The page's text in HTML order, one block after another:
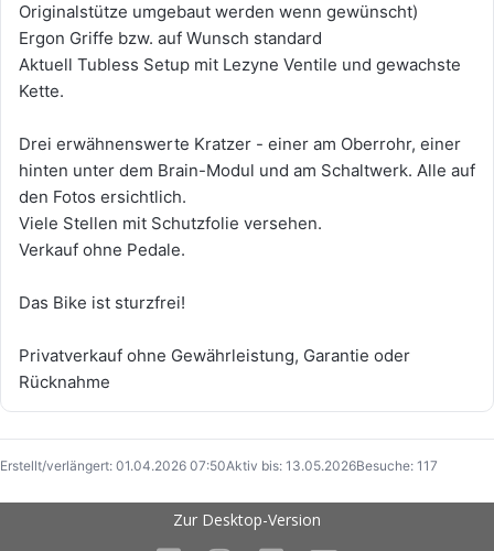
Originalstütze umgebaut werden wenn gewünscht)
Ergon Griffe bzw. auf Wunsch standard
Aktuell Tubless Setup mit Lezyne Ventile und gewachste
Kette.
Drei erwähnenswerte Kratzer - einer am Oberrohr, einer
hinten unter dem Brain-Modul und am Schaltwerk. Alle auf
den Fotos ersichtlich.
Viele Stellen mit Schutzfolie versehen.
Verkauf ohne Pedale.
Das Bike ist sturzfrei!
Privatverkauf ohne Gewährleistung, Garantie oder
Rücknahme
Erstellt/verlängert: 01.04.2026 07:50Aktiv bis: 13.05.2026Besuche: 117
Zur Desktop-Version